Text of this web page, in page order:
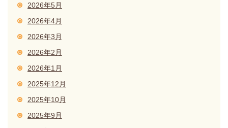
2026年5月
2026年4月
2026年3月
2026年2月
2026年1月
2025年12月
2025年10月
2025年9月